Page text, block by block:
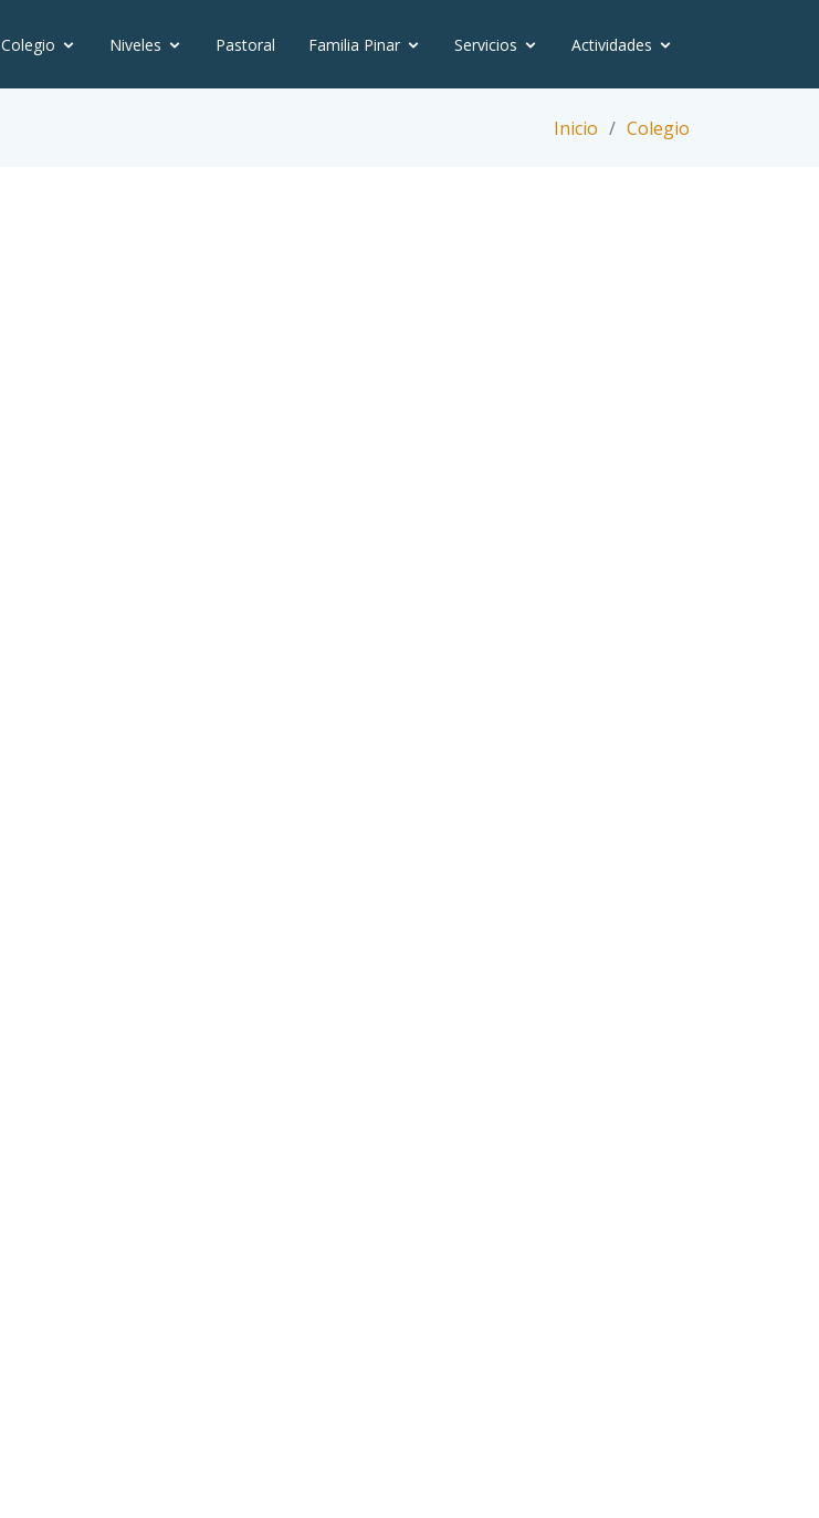
Colegio Niveles Pastoral Familia Pinar Servicios Actividades
Inicio Colegio